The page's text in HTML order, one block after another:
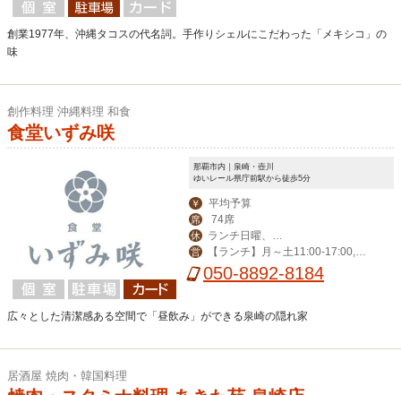
創業1977年、沖縄タコスの代名詞。手作りシェルにこだわった「メキシコ」の
味
創作料理 沖縄料理 和食
食堂いずみ咲
那覇市内｜泉崎・壺川
ゆいレール県庁前駅から徒歩5分
￥ 平均予算
席 74席
休
ィナー日曜、月曜
営
【ランチ】月～土11:00-17:00,
【ディナー】火～土14:00-23:00
050-8892-8184
広々とした清潔感ある空間で「昼飲み」ができる泉崎の隠れ家
居酒屋 焼肉・韓国料理